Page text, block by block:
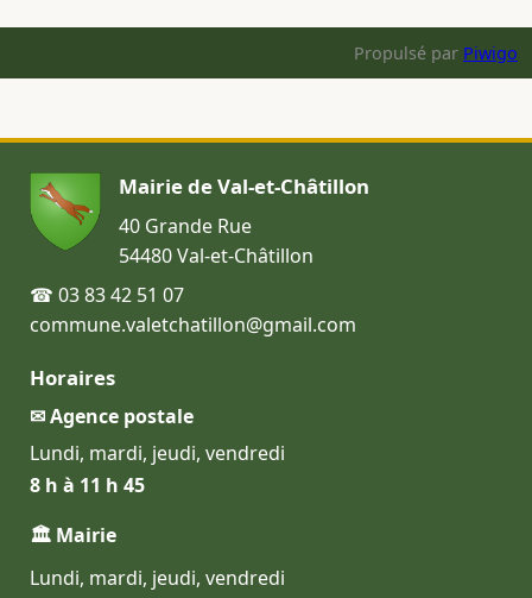
Propulsé par Piwigo
Mairie de Val-et-Châtillon
40 Grande Rue
54480 Val-et-Châtillon
☎ 03 83 42 51 07
commune.valetchatillon@gmail.com
Horaires
✉ Agence postale
Lundi, mardi, jeudi, vendredi
8 h à 11 h 45
🏛 Mairie
Lundi, mardi, jeudi, vendredi